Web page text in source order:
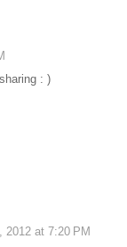
: )
2012 at 7:20 PM